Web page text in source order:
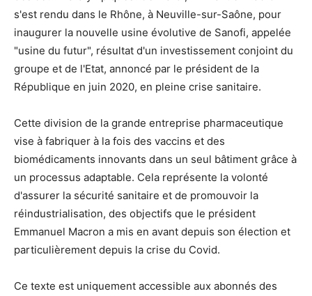
s'est rendu dans le Rhône, à Neuville-sur-Saône, pour
inaugurer la nouvelle usine évolutive de Sanofi, appelée
"usine du futur", résultat d'un investissement conjoint du
groupe et de l'Etat, annoncé par le président de la
République en juin 2020, en pleine crise sanitaire.
Cette division de la grande entreprise pharmaceutique
vise à fabriquer à la fois des vaccins et des
biomédicaments innovants dans un seul bâtiment grâce à
un processus adaptable. Cela représente la volonté
d'assurer la sécurité sanitaire et de promouvoir la
réindustrialisation, des objectifs que le président
Emmanuel Macron a mis en avant depuis son élection et
particulièrement depuis la crise du Covid.
Ce texte est uniquement accessible aux abonnés des